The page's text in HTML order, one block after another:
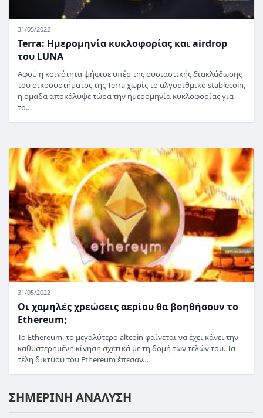
31/05/2022
Terra: Ημερομηνία κυκλοφορίας και airdrop
του LUNA
Αφού η κοινότητα ψήφισε υπέρ της ουσιαστικής διακλάδωσης
του οικοσυστήματος της Terra χωρίς το αλγοριθμικό stablecoin,
η ομάδα αποκάλυψε τώρα την ημερομηνία κυκλοφορίας για
το…
31/05/2022
Οι χαμηλές χρεώσεις αερίου θα βοηθήσουν το
Ethereum;
Το Ethereum, το μεγαλύτερο altcoin φαίνεται να έχει κάνει την
καθυστερημένη κίνηση σχετικά με τη δομή των τελών του. Τα
τέλη δικτύου του Ethereum έπεσαν…
ΣΗΜΕΡΙΝΗ ΑΝΑΛΥΣΗ